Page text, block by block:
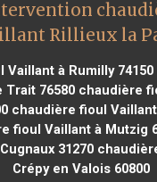
Rillieux la
à Rumilly 74150
Trait 76580 chaudière
chaudière fioul
fioul Vaillant à Mutzig
31270
Crépy en Valois 60800